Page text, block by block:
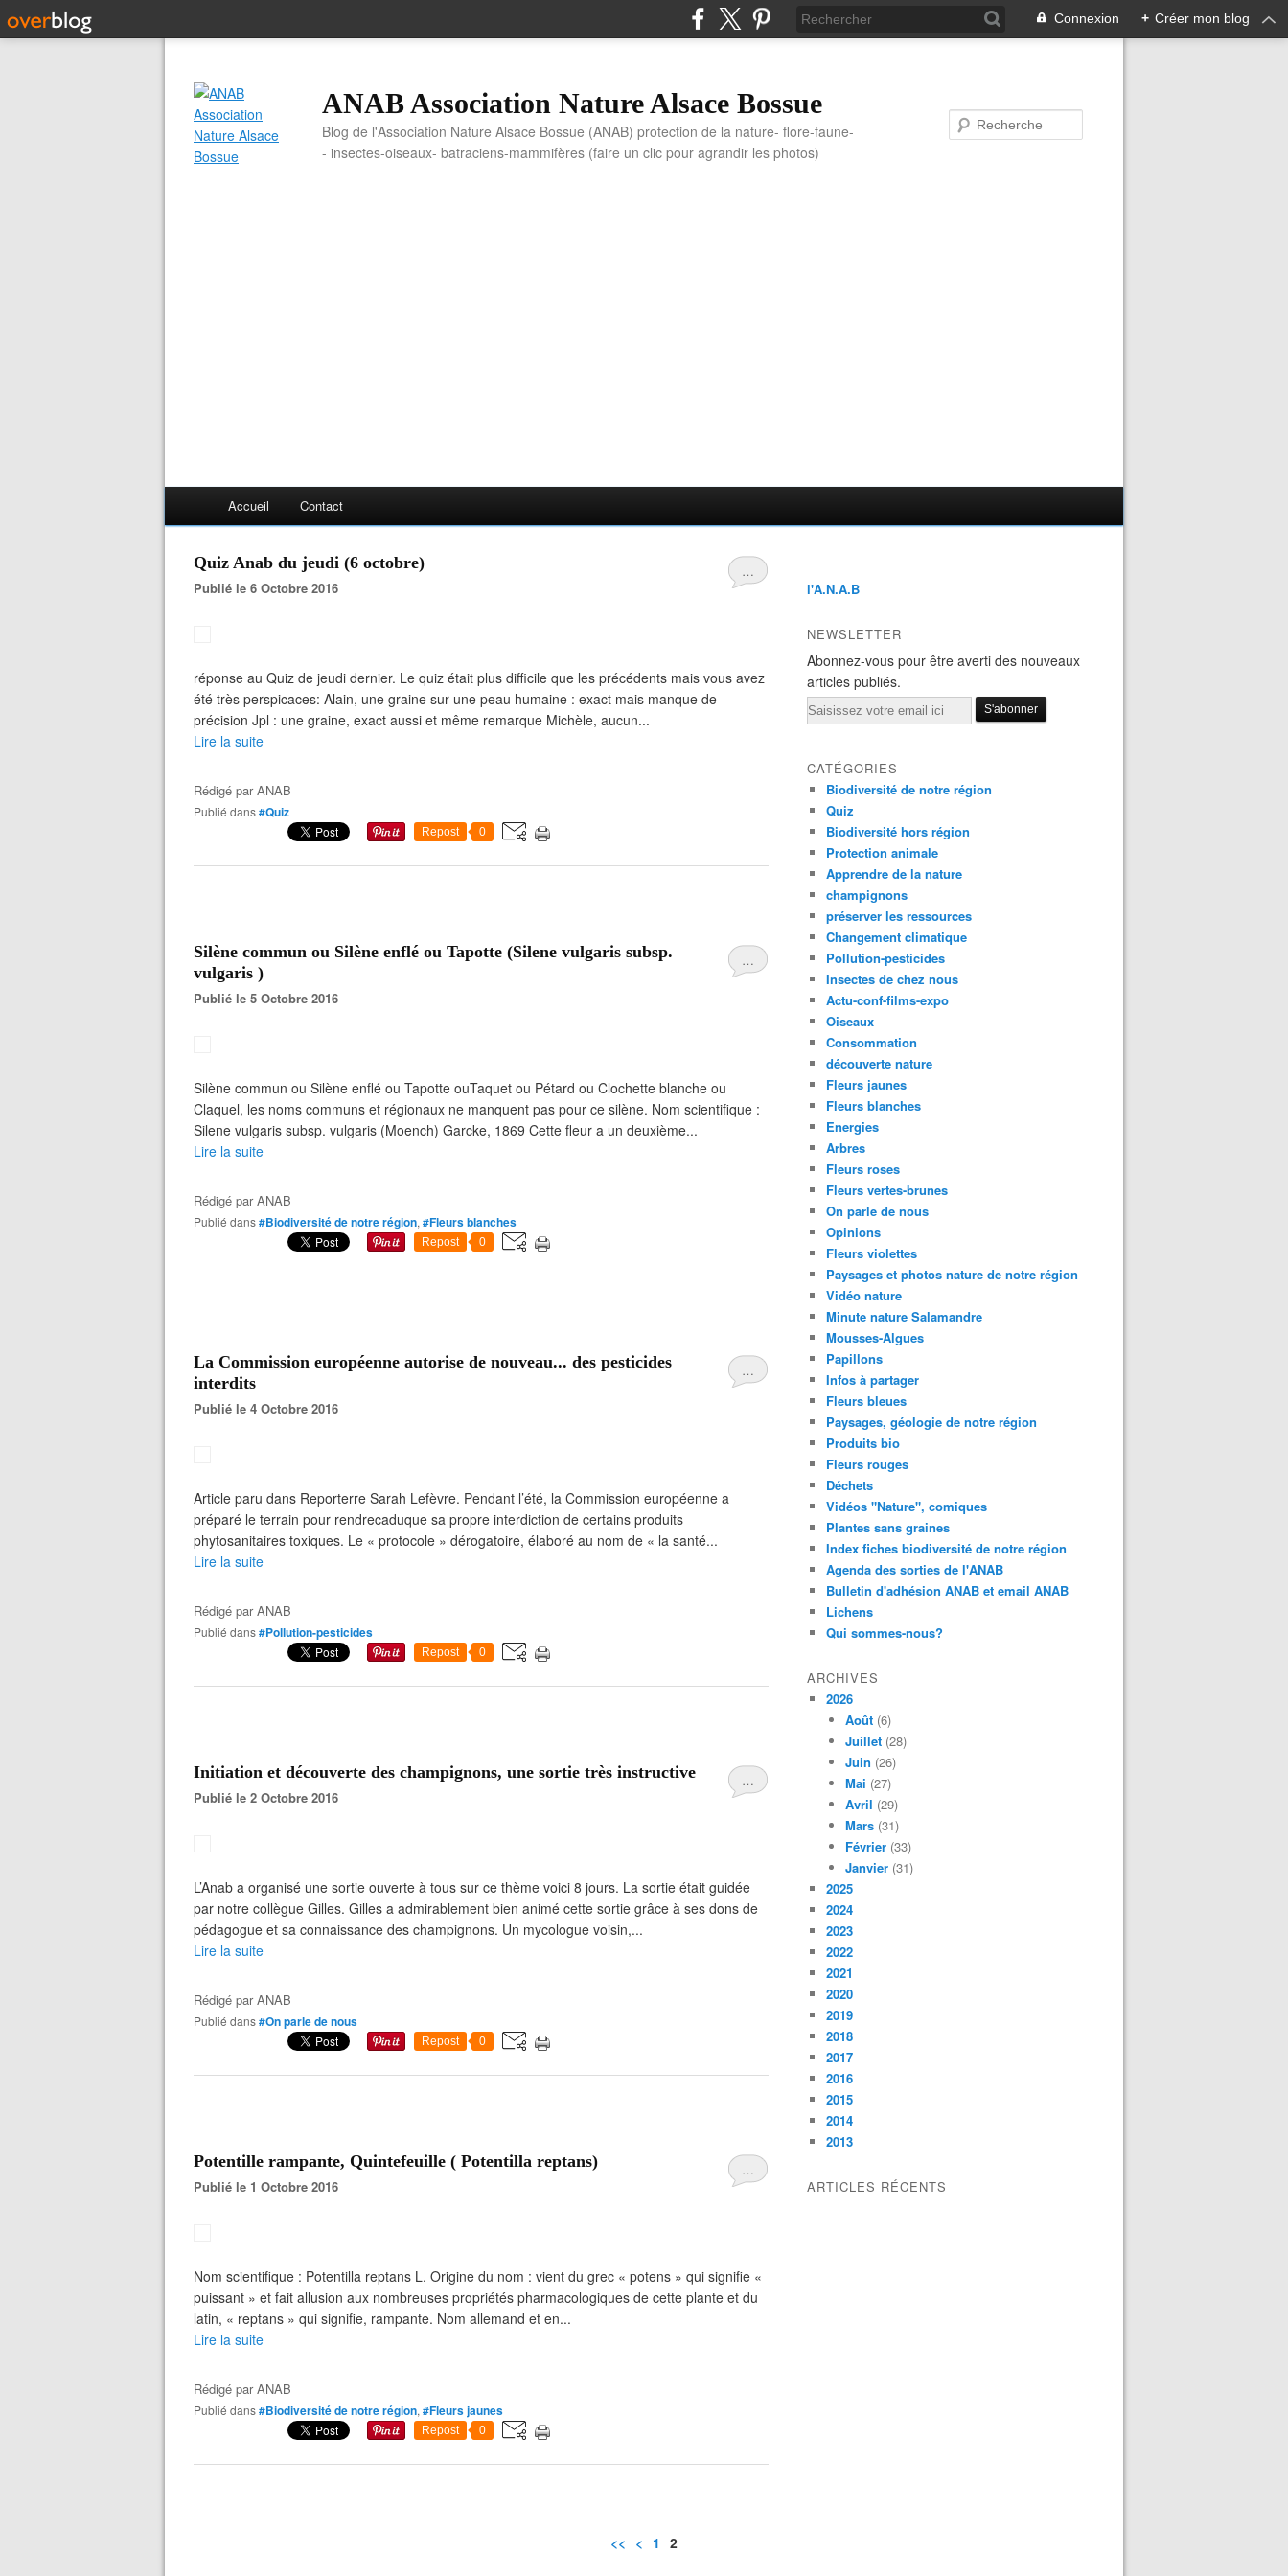
Connexion + Créer mon blog
ANAB Association Nature Alsace Bossue
Blog de l'Association Nature Alsace Bossue (ANAB) protection de la nature- flore-faune-
- insectes-oiseaux- batraciens-mammifères (faire un clic pour agrandir les photos)
Accueil Contact
…
Quiz Anab du jeudi (6 octobre)
Publié le 6 Octobre 2016
réponse au Quiz de jeudi dernier. Le quiz était plus difficile que les précédents mais vous avez
été très perspicaces: Alain, une graine sur une peau humaine : exact mais manque de
précision Jpl : une graine, exact aussi et même remarque Michèle, aucun...
Lire la suite
Rédigé parANAB
Publié dans#Quiz
Repost 0
…
Silène commun ou Silène enflé ou Tapotte (Silene vulgaris subsp.
vulgaris )
Publié le 5 Octobre 2016
Silène commun ou Silène enflé ou Tapotte ouTaquet ou Pétard ou Clochette blanche ou
Claquel, les noms communs et régionaux ne manquent pas pour ce silène. Nom scientifique :
Silene vulgaris subsp. vulgaris (Moench) Garcke, 1869 Cette fleur a un deuxième...
Lire la suite
Rédigé parANAB
Publié dans#Biodiversité de notre région, #Fleurs blanches
Repost 0
…
La Commission européenne autorise de nouveau... des pesticides
interdits
Publié le 4 Octobre 2016
Article paru dans Reporterre Sarah Lefèvre. Pendant l’été, la Commission européenne a
préparé le terrain pour rendrecaduque sa propre interdiction de certains produits
phytosanitaires toxiques. Le « protocole » dérogatoire, élaboré au nom de « la santé...
Lire la suite
Rédigé parANAB
Publié dans#Pollution-pesticides
Repost 0
…
Initiation et découverte des champignons, une sortie très instructive
Publié le 2 Octobre 2016
L’Anab a organisé une sortie ouverte à tous sur ce thème voici 8 jours. La sortie était guidée
par notre collègue Gilles. Gilles a admirablement bien animé cette sortie grâce à ses dons de
pédagogue et sa connaissance des champignons. Un mycologue voisin,...
Lire la suite
Rédigé parANAB
Publié dans#On parle de nous
Repost 0
…
Potentille rampante, Quintefeuille ( Potentilla reptans)
Publié le 1 Octobre 2016
Nom scientifique : Potentilla reptans L. Origine du nom : vient du grec « potens » qui signifie «
puissant » et fait allusion aux nombreuses propriétés pharmacologiques de cette plante et du
latin, « reptans » qui signifie, rampante. Nom allemand et en...
Lire la suite
Rédigé parANAB
Publié dans#Biodiversité de notre région, #Fleurs jaunes
Repost 0
l'A.N.A.B
NEWSLETTER
Abonnez-vous pour être averti des nouveaux
articles publiés.
Email
CATÉGORIES
Biodiversité de notre région
Quiz
Biodiversité hors région
Protection animale
Apprendre de la nature
champignons
préserver les ressources
Changement climatique
Pollution-pesticides
Insectes de chez nous
Actu-conf-films-expo
Oiseaux
Consommation
découverte nature
Fleurs jaunes
Fleurs blanches
Energies
Arbres
Fleurs roses
Fleurs vertes-brunes
On parle de nous
Opinions
Fleurs violettes
Paysages et photos nature de notre région
Vidéo nature
Minute nature Salamandre
Mousses-Algues
Papillons
Infos à partager
Fleurs bleues
Paysages, géologie de notre région
Produits bio
Fleurs rouges
Déchets
Vidéos "Nature", comiques
Plantes sans graines
Index fiches biodiversité de notre région
Agenda des sorties de l'ANAB
Bulletin d'adhésion ANAB et email ANAB
Lichens
Qui sommes-nous?
ARCHIVES
2026
Août (6)
Juillet (28)
Juin (26)
Mai (27)
Avril (29)
Mars (31)
Février (33)
Janvier (31)
2025
2024
2023
2022
2021
2020
2019
2018
2017
2016
2015
2014
2013
ARTICLES RÉCENTS
<< < 1 2